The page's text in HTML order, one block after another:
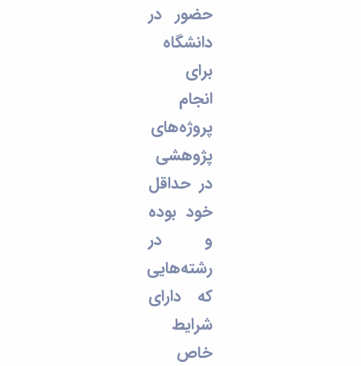
حضور در
دانشگاه
برای
انجام
پروژه‌های
پژوهشی
در حداقل
خود بوده
و در
رشته‌هایی
که دارای
شرایط
خاص